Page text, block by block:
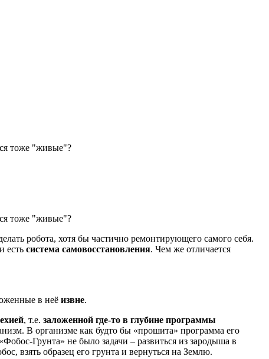
тоже "живые"?
тоже "живые"?
робота, хотя бы частично ремонтирующего самого себя.
есть система самовосстановления. Чем же отличается
в неё извне.
, т.е. заложенной где-то в глубине программы
В организме как будто бы «прошита» программа его
Грунта» не было задачи – развиться из зародыша в
взять образец его грунта и вернуться на Землю.